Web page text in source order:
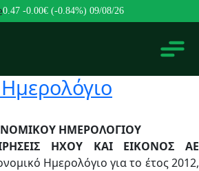
0.47 -0.00€ (-0.84%) 09/08/26
ΗΜΕΡΟΛΟΓΙΟΥ
ΗΧΟΥ ΚΑΙ ΕΙΚΟΝΟΣ ΑΕ
Ημερολόγιο για το έτος 2012,